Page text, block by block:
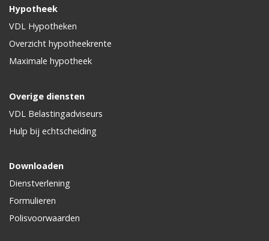
Hypotheek
VDL Hypotheken
Overzicht hypotheekrente
Maximale hypotheek
Overige diensten
VDL Belastingadviseurs
Hulp bij echtscheiding
Downloaden
Dienstverlening
Formulieren
Polisvoorwaarden